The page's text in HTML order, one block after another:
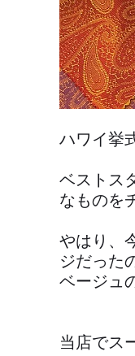
ハワイ挙
ベストス
なものを
やはり、
ジだった
ベージュ
当店でス